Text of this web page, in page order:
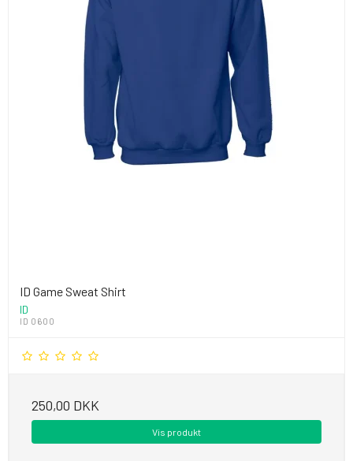
ID Game Sweat Shirt
ID
ID 0600
250,00 DKK
Vis produkt